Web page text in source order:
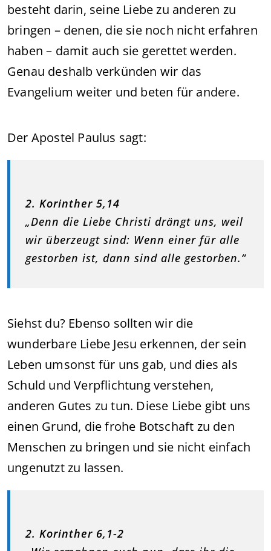
besteht darin, seine Liebe zu anderen zu
bringen – denen, die sie noch nicht erfahren
haben – damit auch sie gerettet werden.
Genau deshalb verkünden wir das
Evangelium weiter und beten für andere.
Der Apostel Paulus sagt:
2. Korinther 5,14
„Denn die Liebe Christi drängt uns, weil
wir überzeugt sind: Wenn einer für alle
gestorben ist, dann sind alle gestorben.“
Siehst du? Ebenso sollten wir die
wunderbare Liebe Jesu erkennen, der sein
Leben umsonst für uns gab, und dies als
Schuld und Verpflichtung verstehen,
anderen Gutes zu tun. Diese Liebe gibt uns
einen Grund, die frohe Botschaft zu den
Menschen zu bringen und sie nicht einfach
ungenutzt zu lassen.
2. Korinther 6,1-2